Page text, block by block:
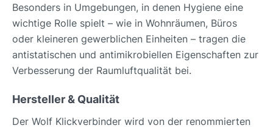
Besonders in Umgebungen, in denen Hygiene eine
wichtige Rolle spielt – wie in Wohnräumen, Büros
oder kleineren gewerblichen Einheiten – tragen die
antistatischen und antimikrobiellen Eigenschaften zur
Verbesserung der Raumluftqualität bei.
Hersteller & Qualität
Der Wolf Klickverbinder wird von der renommierten